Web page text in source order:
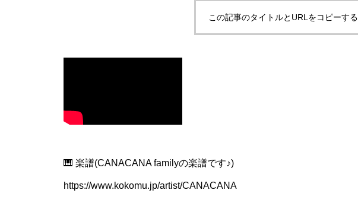
この記事のタイトルとURLをコピーする
🎹 楽譜(CANACANA familyの楽譜です♪)
https://www.kokomu.jp/artist/CANACANA